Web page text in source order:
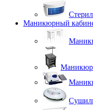
Маникюрный